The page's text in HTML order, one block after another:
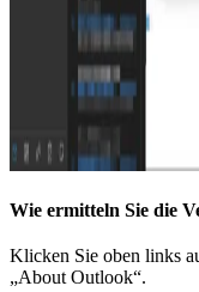
Wie ermitteln Sie die
Klicken Sie oben links
„About Outlook“.